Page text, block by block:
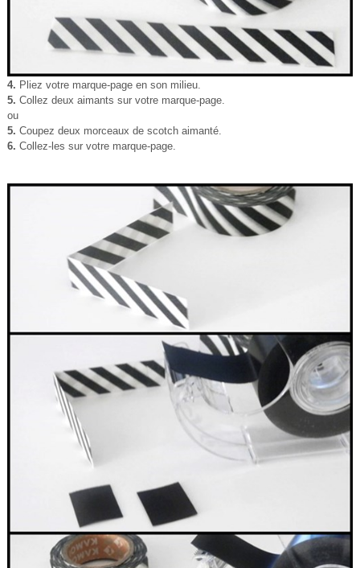
4. Pliez votre marque-page en son milieu.
5. Collez deux aimants sur votre marque-page.
ou
5. Coupez deux morceaux de scotch aimanté.
6. Collez-les sur votre marque-page.